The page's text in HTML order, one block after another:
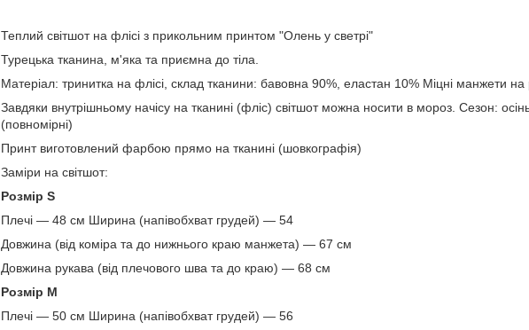
Теплий світшот на флісі з прикольним принтом "Олень у светрі"
Турецька тканина, м'яка та приємна до тіла.
Матеріал: тринитка на флісі, склад тканини: бавовна 90%, еластан 10% Міцні манжети на
Завдяки внутрішньому начісу на тканині (фліс) світшот можна носити в мороз. Сезон:
(повномірні)
Принт виготовлений фарбою прямо на тканині (шовкографія)
Заміри на світшот:
Розмір S
Плечі — 48 см Ширина (напівобхват грудей) — 54
Довжина (від коміра та до нижнього краю манжета) — 67 см
Довжина рукава (від плечового шва та до краю) — 68 см
Розмір М
Плечі — 50 см Ширина (напівобхват грудей) — 56